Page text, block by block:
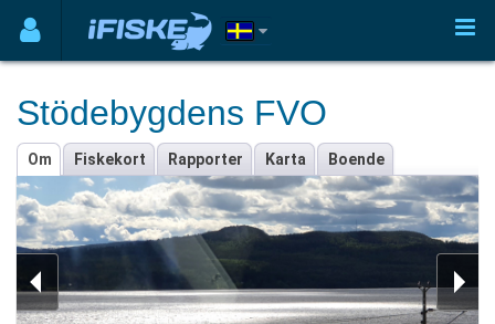
Stödebygdens FVO
Om Fiskekort Rapporter Karta Boende